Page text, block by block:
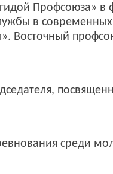
Профсоюза» в
в современных
Восточный
среди